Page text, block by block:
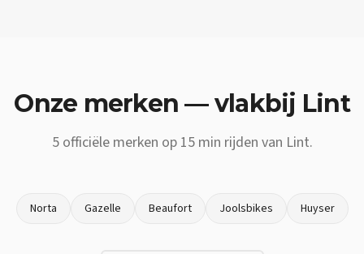
Onze merken — vlakbij Lint
5officiële merken op 15 min rijden van Lint.
Norta Gazelle Beaufort Joolsbikes Huyser